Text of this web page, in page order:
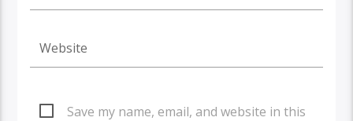
Save my name, email, and website in this